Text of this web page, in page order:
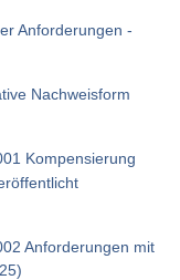
Anforderungen -
Nachweisform
Kompensierung
Anforderungen mit